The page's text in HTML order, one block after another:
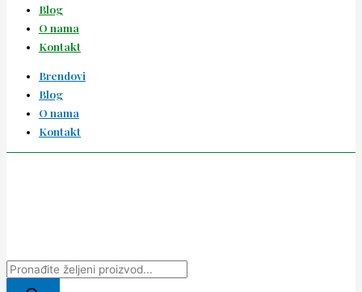
Blog
O nama
Kontakt
Brendovi
Blog
O nama
Kontakt